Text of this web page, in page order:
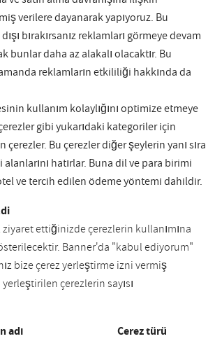
verilere dayanarak yapıyoruz. Bu
bırakırsanız reklamları görmeye devam
bunlar daha az alakalı olacaktır. Bu
reklamların etkililiği hakkında da
kullanım kolaylığını optimize etmeye
gibi yukarıdaki kategoriler için
çerezler. Bu çerezler diğer şeylerin yanı sıra
hatırlar. Buna dil ve para birimi
ve tercih edilen ödeme yöntemi dahildir.
ettiğinizde çerezlerin kullanımına
Banner'da "kabul ediyorum"
bize çerez yerleştirme izni vermiş
çerezlerin sayısı
adı Çerez türü